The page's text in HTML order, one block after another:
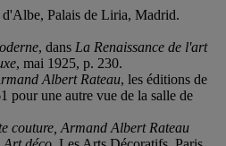
d'Albe, Palais de Liria, Madrid.
, dans La Renaissance de l'art
, mai 1925, p. 230.
Albert Rateau, les éditions de
pour une autre vue de la salle de
couture, Armand Albert Rateau